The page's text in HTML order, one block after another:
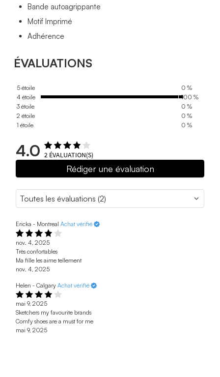
Bande autoagrippante
Motif Imprimé
Adhérence
ÉVALUATIONS
5 étoile
0 %
4 étoile
100 %
3 étoile
0 %
2 étoile
0 %
1 étoile
0 %
4.0 2 ÉVALUATION(S)
Rédiger une évaluation
Ericka - Montreal Achat vérifié
nov. 4, 2025
Très confortables
Ma fille les aime tellement
nov. 4, 2025
Helen - Calgary Achat vérifié
mai 9, 2025
Sketchers my favourite brands
Comfy shoes are a must for me
mai 9, 2025